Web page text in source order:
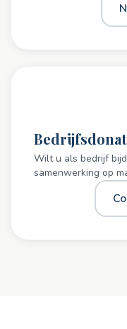
Wilt u als bedrijf
samenwerking op